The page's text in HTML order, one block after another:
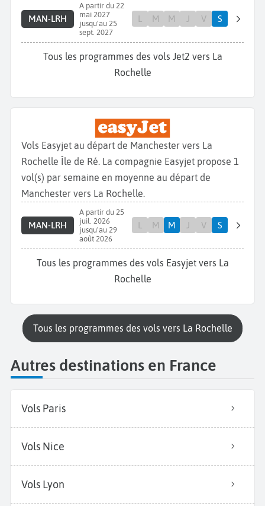
MAN-LRH
A partir du 22
mai 2027
jusqu'au 25
sept. 2027
L M M J V S
Tous les programmes des vols Jet2 vers La
Rochelle
Vols Easyjet au départ de Manchester vers La
Rochelle Île de Ré. La compagnie Easyjet propose 1
vol(s) par semaine en moyenne au départ de
Manchester vers La Rochelle.
MAN-LRH
A partir du 25
juil. 2026
jusqu'au 29
août 2026
L M M J V S
Tous les programmes des vols Easyjet vers La
Rochelle
Tous les programmes des vols vers La Rochelle
Autres destinations en France
Vols Paris
Vols Nice
Vols Lyon